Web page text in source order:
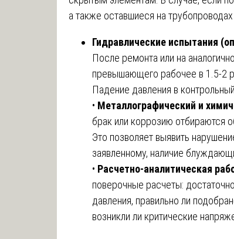
а также оставшиеся на
Гидравлические испытания
После ремонта или на
превышающего рабочее в 1.5-2
Падение давления в
• Металлографический и
брак или коррозию отбираются
Это позволяет выявить
заявленному, наличие
• Расчетно-аналитическая
поверочные расчеты:
давления, правильно ли
возникли ли критические